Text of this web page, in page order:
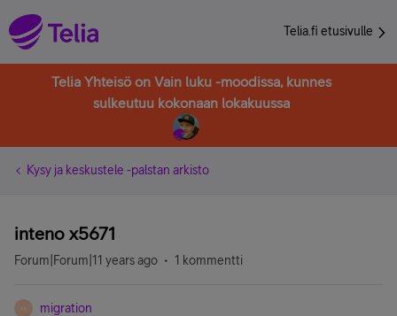
Telia.fi etusivulle
Telia Yhteisö on Vain luku -moodissa, kunnes
sulkeutuu kokonaan lokakuussa
Kysy ja keskustele -palstan arkisto
inteno x5671
Forum|Forum|11 years ago 1 kommentti
M migration